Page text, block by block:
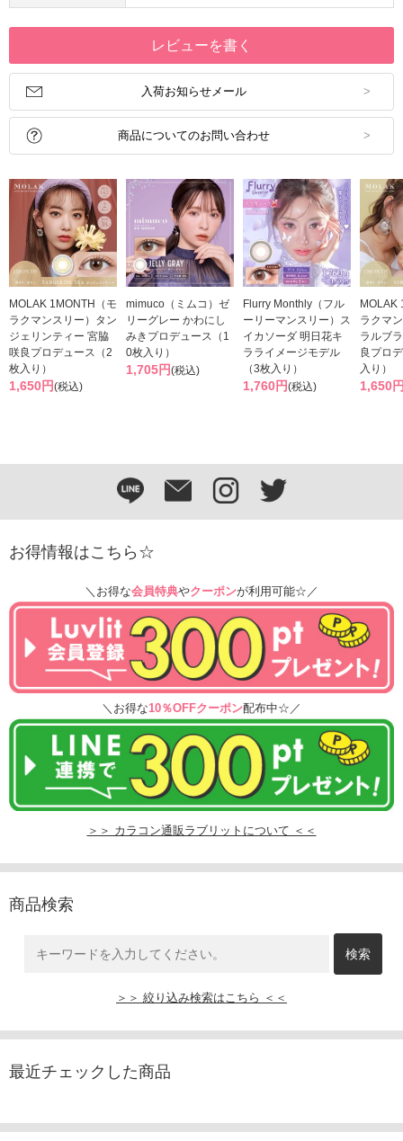
レビューを書く
入荷お知らせメール
商品についてのお問い合わせ
MOLAK 1MONTH（モ
ラクマンスリー）タン
ジェリンティー 宮脇
咲良プロデュース（2
枚入り）
1,650円(税込)
mimuco（ミムコ）ゼ
リーグレー かわにし
みきプロデュース（1
0枚入り）
1,705円(税込)
Flurry Monthly（フル
ーリーマンスリー）ス
イカソーダ 明日花キ
ラライメージモデル
（3枚入り）
1,760円(税込)
MOLAK
ラクマ
ラルブ
良プロ
入り）
1,650
お得情報はこちら☆
＼お得な会員特典やクーポンが利用可能☆／
＼お得な10％OFFクーポン配布中☆／
＞＞ カラコン通販ラブリットについて ＜＜
商品検索
＞＞ 絞り込み検索はこちら ＜＜
最近チェックした商品